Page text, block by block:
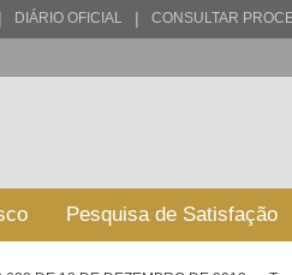
| DIÁRIO OFICIAL | CONSULTAR
Pesquisa de Satisfação